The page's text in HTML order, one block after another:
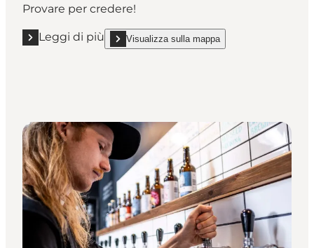
Provare per credere!
Leggi di più
Leggi di più "Bøgedal Bryghus"
Visualizza sulla mappa
show Bøgedal Bryghus on_map